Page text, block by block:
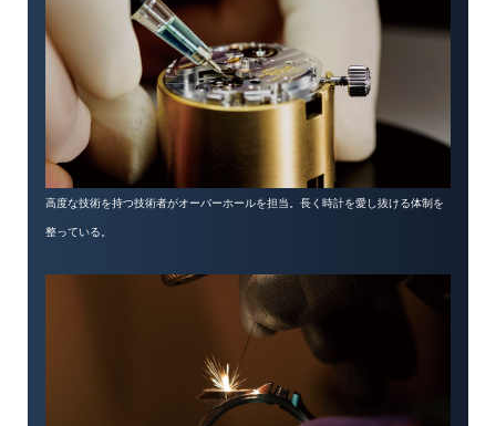
高度な技術を持つ技術者がオーバーホールを担当。長く時計を愛し抜ける体制を
整っている。